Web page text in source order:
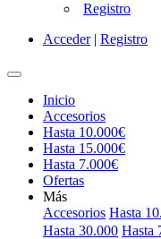
Registro
Acceder| Registro
Inicio
Accesorios
Hasta 10.000€
Hasta 15.000€
Hasta 7.000€
Ofertas
Más
Accesorios Hasta
Hasta 30.000 Hasta